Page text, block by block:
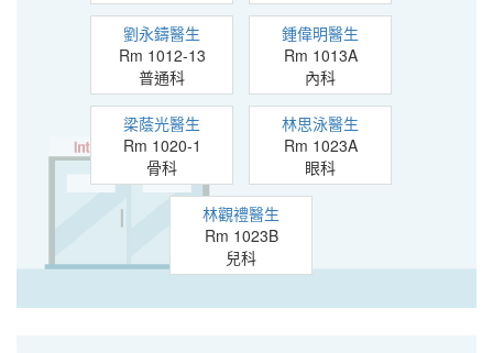
劉永鑄醫生
Rm 1012-13
普通科
鍾偉明醫生
Rm 1013A
內科
梁蔭光醫生
Rm 1020-1
骨科
林思泳醫生
Rm 1023A
眼科
林觀禮醫生
Rm 1023B
兒科